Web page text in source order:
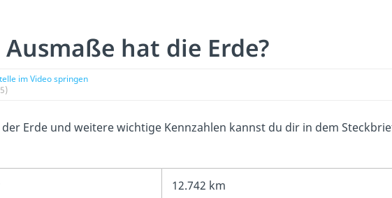
Ausmaße hat die Erde?
im Video springen
Erde und weitere wichtige Kennzahlen kannst du dir in dem
12.742 km